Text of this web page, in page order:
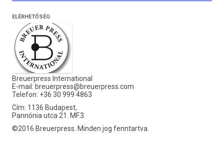
ELÉRHETŐSÉG
Breuerpress International
E-mail: breuerpress@breuerpress.com
Telefon: +36 30 999 4863
Cím: 1136 Budapest,
Pannónia utca 21. MF.3.
©2016 Breuerpress. Minden jog fenntartva.